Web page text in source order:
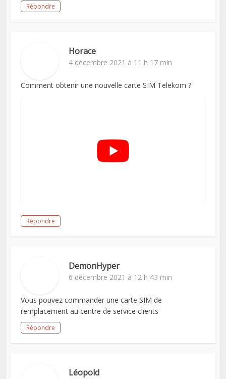
Répondre
Horace
4 décembre 2021 à 11 h 17 min
Comment obtenir une nouvelle carte SIM Telekom ?
Répondre
DemonHyper
6 décembre 2021 à 12 h 43 min
Vous pouvez commander une carte SIM de
remplacement au centre de service clients
Répondre
Léopold